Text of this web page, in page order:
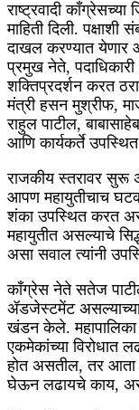
राष्ट्रवादी काँग्रेसच्या
माहिती दिली.
दाखल करण्यात येणार
प्रमुख नेते,
शक्तिप्रदर्शन करत
मंत्री हसन मुश्रीफ,
राहुल पाटील,
आणि कार्यकर्ते
राजकीय स्तरावर सुरू
आपण महायुतीचाच
शंका उपस्थित करत
महायुतीत असल्याचे
असा सवाल त्यांनी
काँग्रेस नेते सतेज
ॲडजेस्टमेंट असल्याच्या
खंडन केले. महापालिका
एकमेकांच्या
होत असतील, तर आता
घेऊन लढायचे काय,